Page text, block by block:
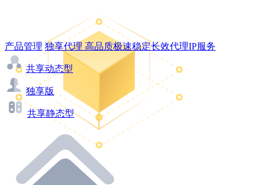
产品管理 独享代理 高品质极速稳定长效代理IP服务
共享动态型
独享版
共享静态型